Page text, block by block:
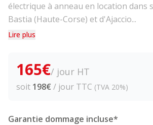
électrique à anneau en location dans
Bastia (Haute-Corse) et d'Ajaccio...
Lire plus
165€/ jour HT
soit 198€ / jour TTC (TVA 20%)
Garantie dommage incluse*